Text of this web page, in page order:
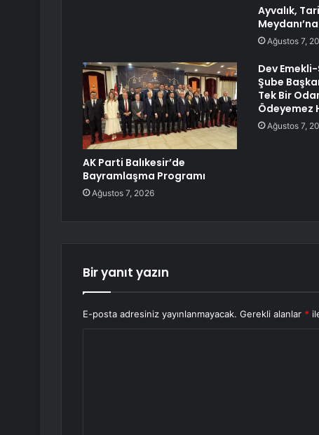
Ayvalık,
Ağustos 7,
AK Parti Balıkesir’de
Bayramlaşma Programı
Ağustos 7, 2026
Dev
Şube
Tek Bir
Ödeyemez
Ağustos 7,
Bir yanıt yazın
E-posta adresiniz yayınlanmayacak. Gerekli alanlar *